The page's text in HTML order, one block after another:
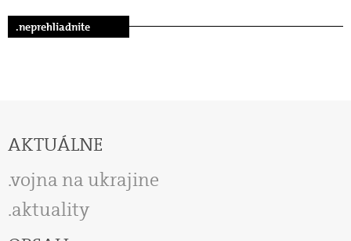
.neprehliadnite
AKTUÁLNE
vojna na ukrajine
aktuality